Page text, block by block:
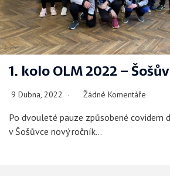
1. kolo OLM 2022 –
9 Dubna, 2022 Žádné Komentáře
Po dvouleté pauze způsobené covidem
v Šošůvce nový ročník…